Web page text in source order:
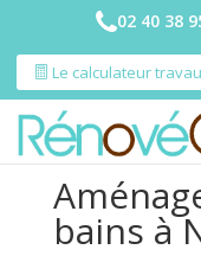
02 40 38
Le calculateur
bains à